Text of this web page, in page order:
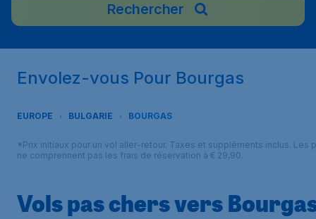
Rechercher
Envolez-vous Pour Bourgas
EUROPE BULGARIE BOURGAS
*Prix initiaux pour un vol aller-retour. Taxes et suppléments inclus. Les
ne comprennent pas les frais de réservation à € 29,90.
Vols pas chers vers